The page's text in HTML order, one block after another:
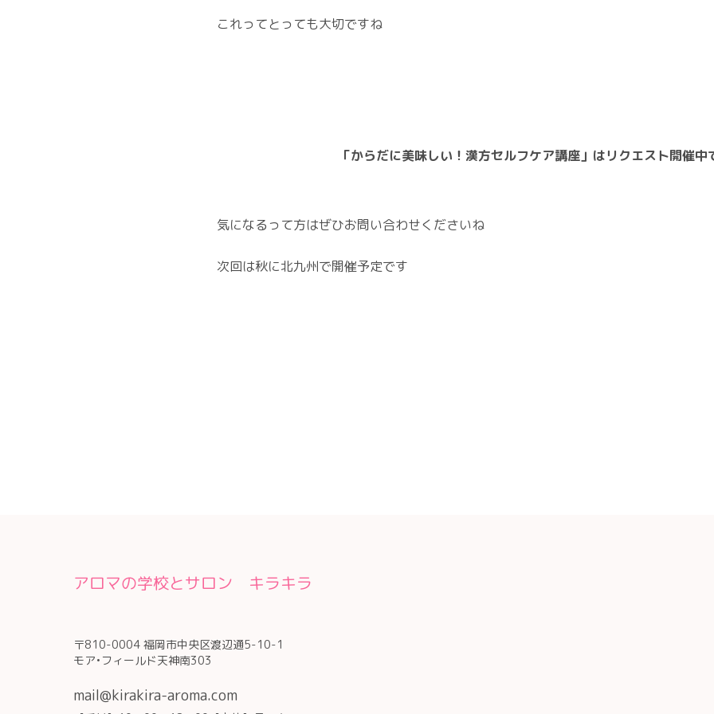
これってとっても大切ですね
「からだに美味しい！漢方セルフケア講座」はリクエスト開催中
気になるって方はぜひお問い合わせくださいね
次回は秋に北九州で開催予定です
アロマの学校とサロン キラキラ
〒810-0004 福岡市中央区渡辺通5-10-1
モア•フィールド天神南303
mail@kirakira-aroma.com